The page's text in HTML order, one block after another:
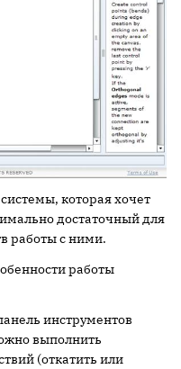
которая хочет
достаточный для
работы с ними.
работы
инструментов
выполнить
(откатить или